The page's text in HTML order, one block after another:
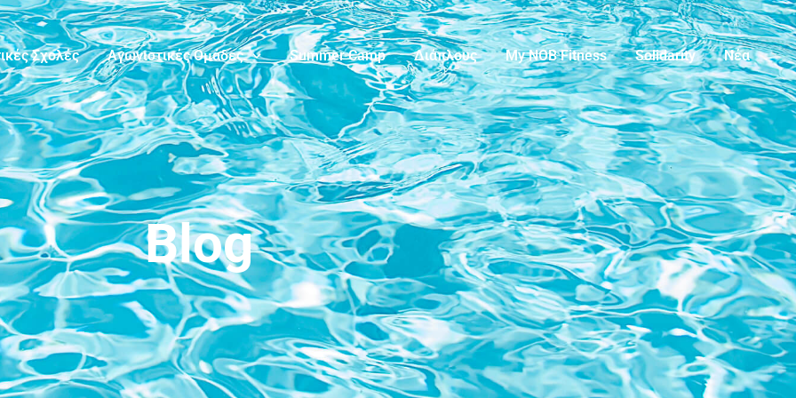
Σχολές Αγωνιστικές Ομάδες Summer Camp Διάπλους My NOB Fitness Solidarity
Νέα
Blog